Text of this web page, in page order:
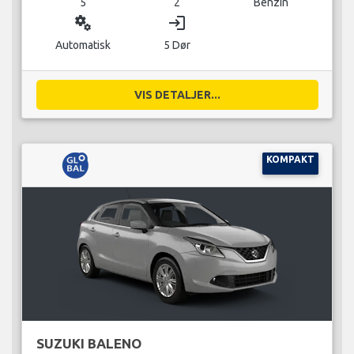
miscellaneous_services
Automatisk
login
5 Dør
VIS DETALJER...
KOMPAKT
SUZUKI BALENO